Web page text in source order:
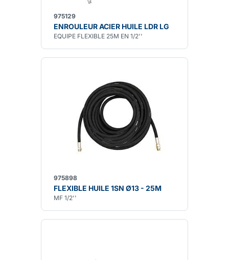
975129
ENROULEUR ACIER HUILE LDR LG
EQUIPE FLEXIBLE 25M EN 1/2''
975898
FLEXIBLE HUILE 1SN Ø13 - 25M
MF 1/2''